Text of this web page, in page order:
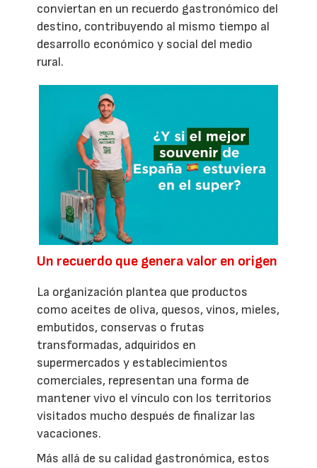
conviertan en un recuerdo gastronómico del
destino, contribuyendo al mismo tiempo al
desarrollo económico y social del medio
rural.
Un recuerdo que genera valor en origen
La organización plantea que productos
como aceites de oliva, quesos, vinos, mieles,
embutidos, conservas o frutas
transformadas, adquiridos en
supermercados y establecimientos
comerciales, representan una forma de
mantener vivo el vínculo con los territorios
visitados mucho después de finalizar las
vacaciones.
Más allá de su calidad gastronómica, estos